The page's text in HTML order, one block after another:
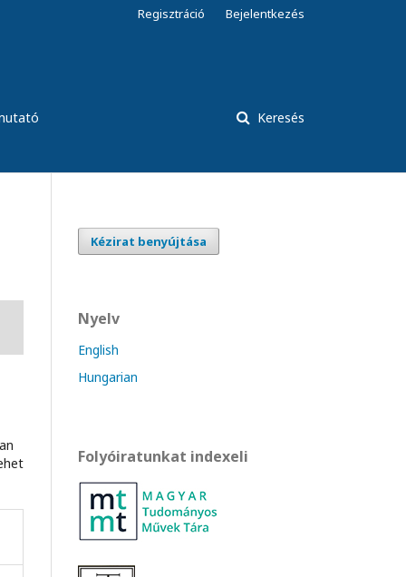
Keresés
Regisztráció Bejelentkezés
Kézirat benyújtása
Nyelv
English
Hungarian
Folyóiratunkat indexeli